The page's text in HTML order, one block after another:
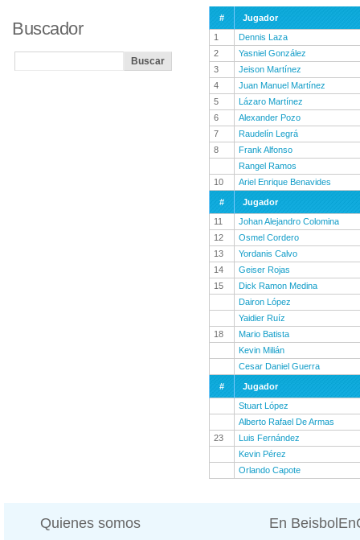
#
Jugador
1
Dennis Laza
2
Yasniel González
3
Jeison Martínez
4
Juan Manuel Martínez
5
Lázaro Martínez
6
Alexander Pozo
7
Raudelín Legrá
8
Frank Alfonso
Rangel Ramos
10
Ariel Enrique Benavides
#
Jugador
11
Johan Alejandro Colomina
12
Osmel Cordero
13
Yordanis Calvo
14
Geiser Rojas
15
Dick Ramon Medina
Dairon López
Yaidier Ruíz
18
Mario Batista
Kevin Milián
Cesar Daniel Guerra
#
Jugador
Stuart López
Alberto Rafael De Armas
23
Luis Fernández
Kevin Pérez
Orlando Capote
Buscador
Quienes somos En